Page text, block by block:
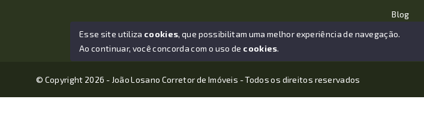
Blog
Contato
© Copyright 2026 - João Losano Corretor de Imóveis - Todos os direitos reservados
Esse site utiliza cookies, que possibilitam uma melhor experiência de navegação.
Ao continuar, você concorda com o uso de cookies.